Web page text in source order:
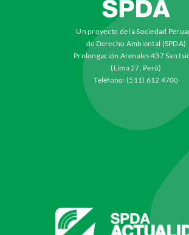
Un proyecto de la Sociedad
de Derecho Ambiental (SPDA)
Prolongación Arenales 437 San
(Lima 27, Perú)
Teléfono: (511) 612 4700